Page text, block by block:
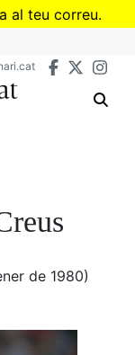
al teu correu.
de 1980)